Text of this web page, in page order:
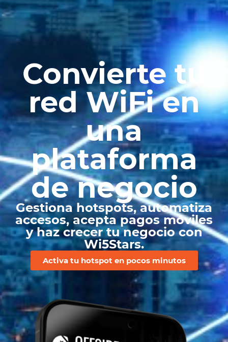
Convierte tu
red WiFi en
una
plataforma
de negocio
Gestiona hotspots, automatiza
accesos, acepta pagos móviles
y haz crecer tu negocio con
Wi5Stars.
Activa tu hotspot en pocos minutos